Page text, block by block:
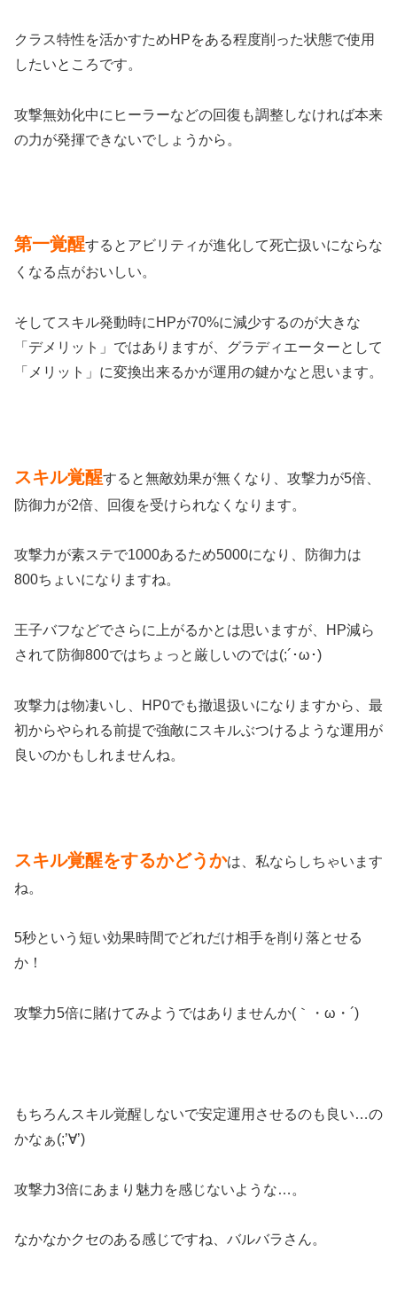
クラス特性を活かすためHPをある程度削った状態で使用
したいところです。
攻撃無効化中にヒーラーなどの回復も調整しなければ本来
の力が発揮できないでしょうから。
第一覚醒するとアビリティが進化して死亡扱いにならな
くなる点がおいしい。
そしてスキル発動時にHPが70%に減少するのが大きな
「デメリット」ではありますが、グラディエーターとして
「メリット」に変換出来るかが運用の鍵かなと思います。
スキル覚醒すると無敵効果が無くなり、攻撃力が5倍、
防御力が2倍、回復を受けられなくなります。
攻撃力が素ステで1000あるため5000になり、防御力は
800ちょいになりますね。
王子バフなどでさらに上がるかとは思いますが、HP減ら
されて防御800ではちょっと厳しいのでは(;´･ω･)
攻撃力は物凄いし、HP0でも撤退扱いになりますから、最
初からやられる前提で強敵にスキルぶつけるような運用が
良いのかもしれませんね。
スキル覚醒をするかどうかは、私ならしちゃいます
ね。
5秒という短い効果時間でどれだけ相手を削り落とせる
か！
攻撃力5倍に賭けてみようではありませんか(｀・ω・´)
もちろんスキル覚醒しないで安定運用させるのも良い…の
かなぁ(;’∀’)
攻撃力3倍にあまり魅力を感じないような…。
なかなかクセのある感じですね、バルバラさん。